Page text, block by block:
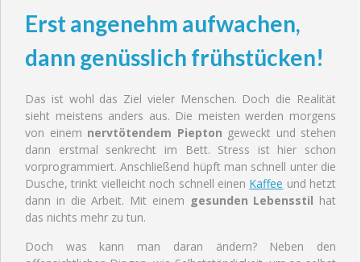
Erst angenehm aufwachen,
dann genüsslich frühstücken!
Das ist wohl das Ziel vieler Menschen. Doch die Realität
sieht meistens anders aus. Die meisten werden morgens
von einem nervtötendem Piepton geweckt und stehen
dann erstmal senkrecht im Bett. Stress ist hier schon
vorprogrammiert. Anschließend hüpft man schnell unter die
Dusche, trinkt vielleicht noch schnell einen Kaffee und hetzt
dann in die Arbeit. Mit einem gesunden Lebensstil hat
das nichts mehr zu tun.
Doch was kann man daran ändern? Neben den